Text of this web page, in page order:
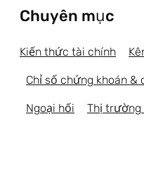
Chuyên mục
Kiến thức tài chính
Chỉ số chứng khoán &
Ngoại hối Thị trường